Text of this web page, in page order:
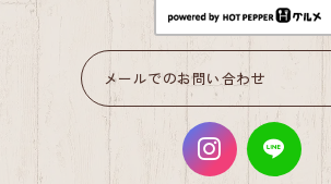
メールでのお問い合わせ